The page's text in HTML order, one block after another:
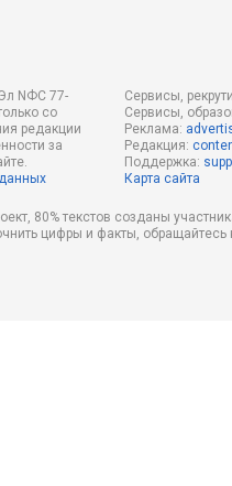
NФС 77-
со
редакции
за
Сервисы,
Сервисы,
Реклама:
Редакция:
Поддержка:
Карта сайта
80% текстов созданы
цифры и факты,